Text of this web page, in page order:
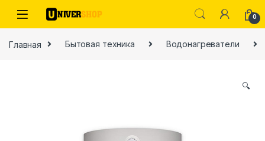
Skip to navigation
Skip to content
0
Главная Бытовая техника Водонагреватели
🔍